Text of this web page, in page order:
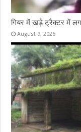
गियर में खड़े ट्रैक्टर में
August 9, 2026